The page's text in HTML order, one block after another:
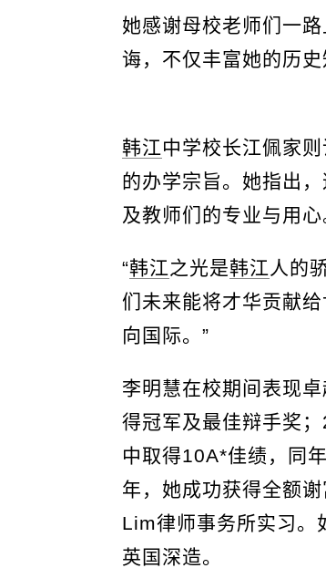
她感谢母校老师们一
诲，不仅丰富她的历
韩江 中学校长江佩家
的办学宗旨。她指出
及教师们的专业与用心
“韩江 之光是韩江 人的
们未来能将才华贡献
向国际。”
李明慧在校期间表现
得冠军及最佳辩手奖
中取得10A*佳绩，同
年，她成功获得全额
Lim律师事务所实习。
英国深造。